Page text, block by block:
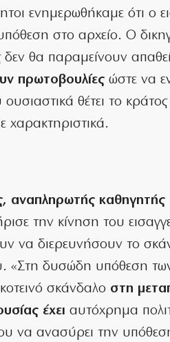
ενημερωθήκαμε ότι ο
στο αρχείο. Ο
θα παραμείνουν
πρωτοβουλίες ώστε να
θέτει το
χαρακτηριστικά.
αναπληρωτής καθηγητής
την κίνηση του
να διερευνήσουν το
«Στη δυσώδη υπόθεση
σκάνδαλο στη
έχει αυτόχρημα
να ανασύρει την